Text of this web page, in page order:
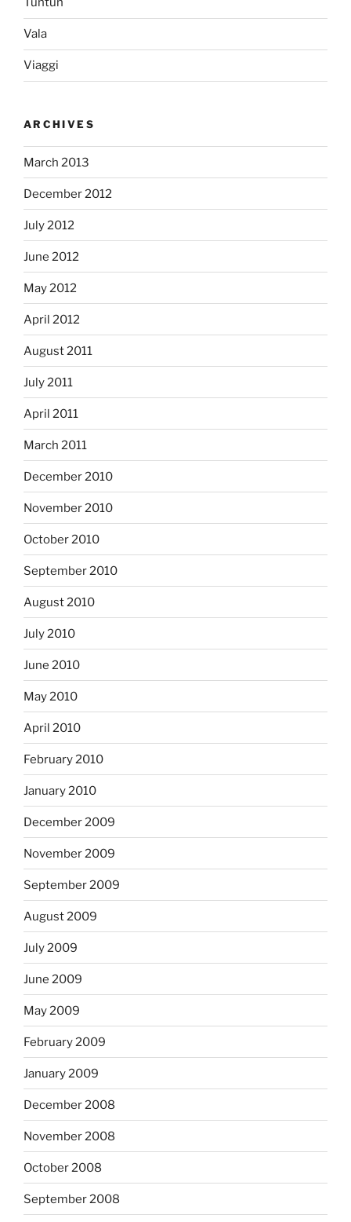
Vala
Viaggi
ARCHIVES
March 2013
December 2012
July 2012
June 2012
May 2012
April 2012
August 2011
July 2011
April 2011
March 2011
December 2010
November 2010
October 2010
September 2010
August 2010
July 2010
June 2010
May 2010
April 2010
February 2010
January 2010
December 2009
November 2009
September 2009
August 2009
July 2009
June 2009
May 2009
February 2009
January 2009
December 2008
November 2008
October 2008
September 2008